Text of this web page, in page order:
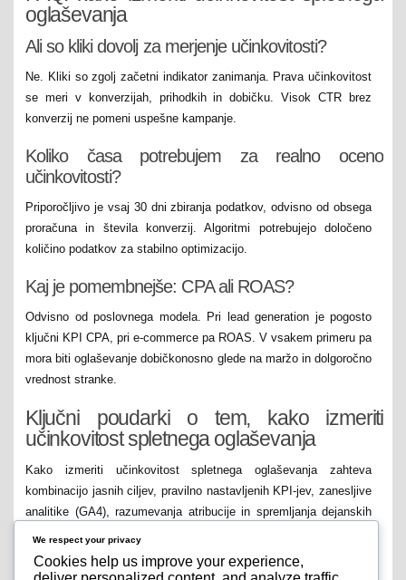
oglaševanja
Ali so kliki dovolj za merjenje učinkovitosti?
Ne. Kliki so zgolj začetni indikator zanimanja. Prava učinkovitost
se meri v konverzijah, prihodkih in dobičku. Visok CTR brez
konverzij ne pomeni uspešne kampanje.
Koliko časa potrebujem za realno oceno
učinkovitosti?
Priporočljivo je vsaj 30 dni zbiranja podatkov, odvisno od obsega
proračuna in števila konverzij. Algoritmi potrebujejo določeno
količino podatkov za stabilno optimizacijo.
Kaj je pomembnejše: CPA ali ROAS?
Odvisno od poslovnega modela. Pri lead generation je pogosto
ključni KPI CPA, pri e-commerce pa ROAS. V vsakem primeru pa
mora biti oglaševanje dobičkonosno glede na maržo in dolgoročno
vrednost stranke.
Ključni poudarki o tem, kako izmeriti
učinkovitost spletnega oglaševanja
Kako izmeriti učinkovitost spletnega oglaševanja zahteva
kombinacijo jasnih ciljev, pravilno nastavljenih KPI-jev, zanesljive
analitike (GA4), razumevanja atribucije in spremljanja dejanskih
leadov, ne le na klike in prikaze. S sistematičnim pristopom,
rednim testiranjem in analizo podatkov boste lahko sprejemali
We respect your privacy
Cookies help us improve your experience,